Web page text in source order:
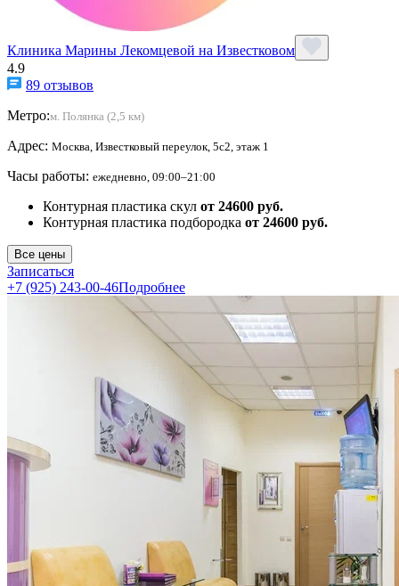
Клиника Марины Лекомцевой на Известковом
4.9
89 отзывов
Метро:м. Полянка (2,5 км)
Адрес: Москва, Известковый переулок, 5с2, этаж 1
Часы работы: ежедневно, 09:00–21:00
Контурная пластика скул от 24600 руб.
Контурная пластика подбородка от 24600 руб.
Все цены
Записаться
+7 (925) 243-00-46Подробнее